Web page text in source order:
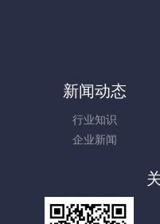
新闻动态
行业知识
企业新闻